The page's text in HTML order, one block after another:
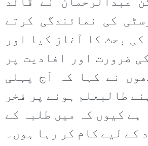
کی نمائندگی کرتے
بحث کا آغاز کیا اور
ضرورت اور افادیت پر
نے کہا کہ آج پہلی
طالبعلم ہونے پر فخر
ہے کیوں کہ میں طلبہ کے
کے لیے کام کر رہا ہوں۔